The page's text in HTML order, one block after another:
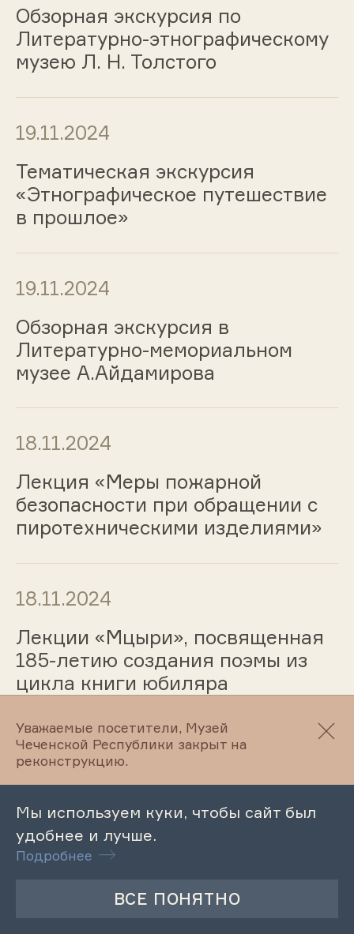
Обзорная экскурсия по
Литературно-этнографическому
музею Л. Н. Толстого
19.11.2024
Тематическая экскурсия
«Этнографическое путешествие
в прошлое»
19.11.2024
Обзорная экскурсия в
Литературно-мемориальном
музее А.Айдамирова
18.11.2024
Лекция «Меры пожарной
безопасности при обращении с
пиротехническими изделиями»
18.11.2024
Лекции «Мцыри», посвященная
185-летию создания поэмы из
цикла книги юбиляра
18.11.2024
Выставка «Предметы и орудия
земледелия на территории
Веденского района»
Уважаемые посетители, Музей
Чеченской Республики закрыт на
реконструкцию.
Мы используем куки, чтобы сайт был
удобнее и лучше.
Подробнее